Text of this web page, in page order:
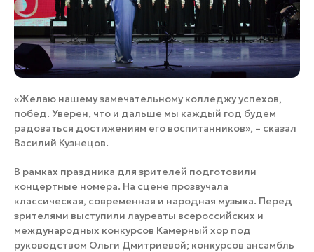
«Желаю нашему замечательному колледжу успехов,
побед. Уверен, что и дальше мы каждый год будем
радоваться достижениям его воспитанников», – сказал
Василий Кузнецов.
В рамках праздника для зрителей подготовили
концертные номера. На сцене прозвучала
классическая, современная и народная музыка. Перед
зрителями выступили лауреаты всероссийских и
международных конкурсов Камерный хор под
руководством Ольги Дмитриевой; конкурсов ансамбль